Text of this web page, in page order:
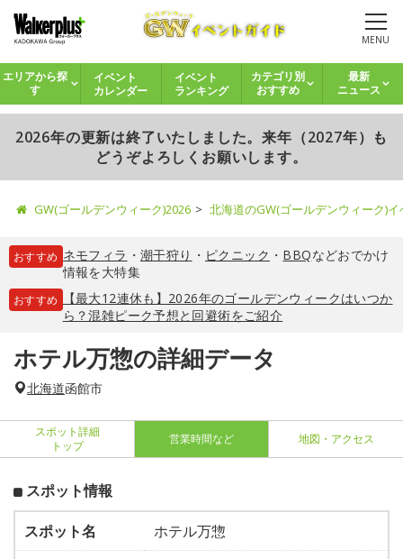
MENU
エリアから探
す
イベント
カレンダー
イベント
ランキング
カテゴリ別
おすすめ
最新
ニュース
2026年の更新は終了いたしました。来年（2027年）も
どうぞよろしくお願いします。
GW(ゴールデンウィーク)2026 北海道のGW(ゴールデンウィーク)
おすすめ ネモフィラ ・ 潮干狩り ・ ピクニック ・ BBQなどおでかけ
情報を大特集
おすすめ
【最大12連休も】2026年のゴールデンウィークはいつか
ら？混雑ピーク予想と回避術をご紹介
ホテル万惣の詳細データ
北海道函館市
スポット詳細
トップ
営業時間など 地図・アクセス
スポット情報
スポット名
ホテル万惣